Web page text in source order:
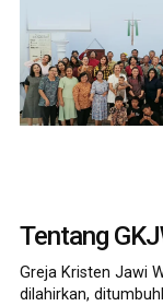
Tentang
Greja Kristen Jawi
dilahirkan,